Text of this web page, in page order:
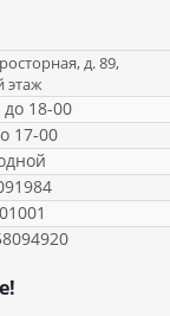
д. 89,
этаж
18-00
17-00